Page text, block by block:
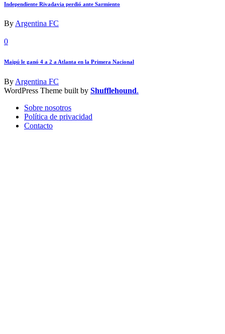
Independiente Rivadavia perdió ante Sarmiento
ByArgentina FC
0
Maipú le ganó 4 a 2 a Atlanta en la Primera Nacional
ByArgentina FC
WordPress Theme built by Shufflehound.
Sobre nosotros
Política de privacidad
Contacto